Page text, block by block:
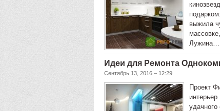
выжила
Лужина…
Идеи для Ремонта
Сентябрь 13, 2016 – 12:29
Проект